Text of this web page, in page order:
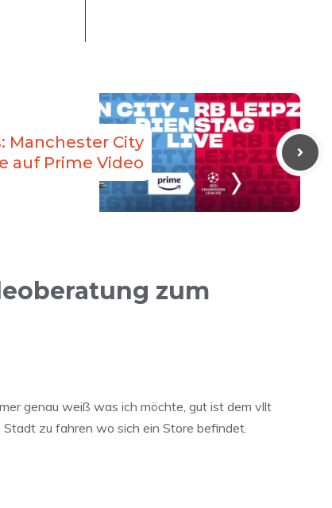
Manchester City
auf Prime Video
zum
genau weiß was ich möchte, gut ist dem vllt
Stadt zu fahren wo sich ein Store befindet.